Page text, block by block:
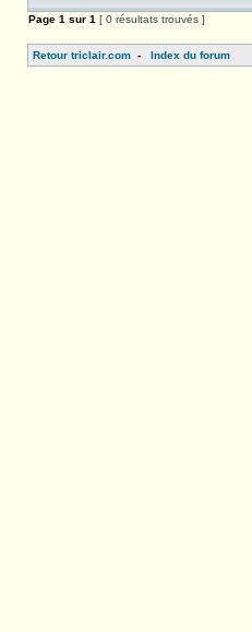
Page 1 sur 1 [ 0 résultats trouvés ]
Retour triclair.com - Index du forum